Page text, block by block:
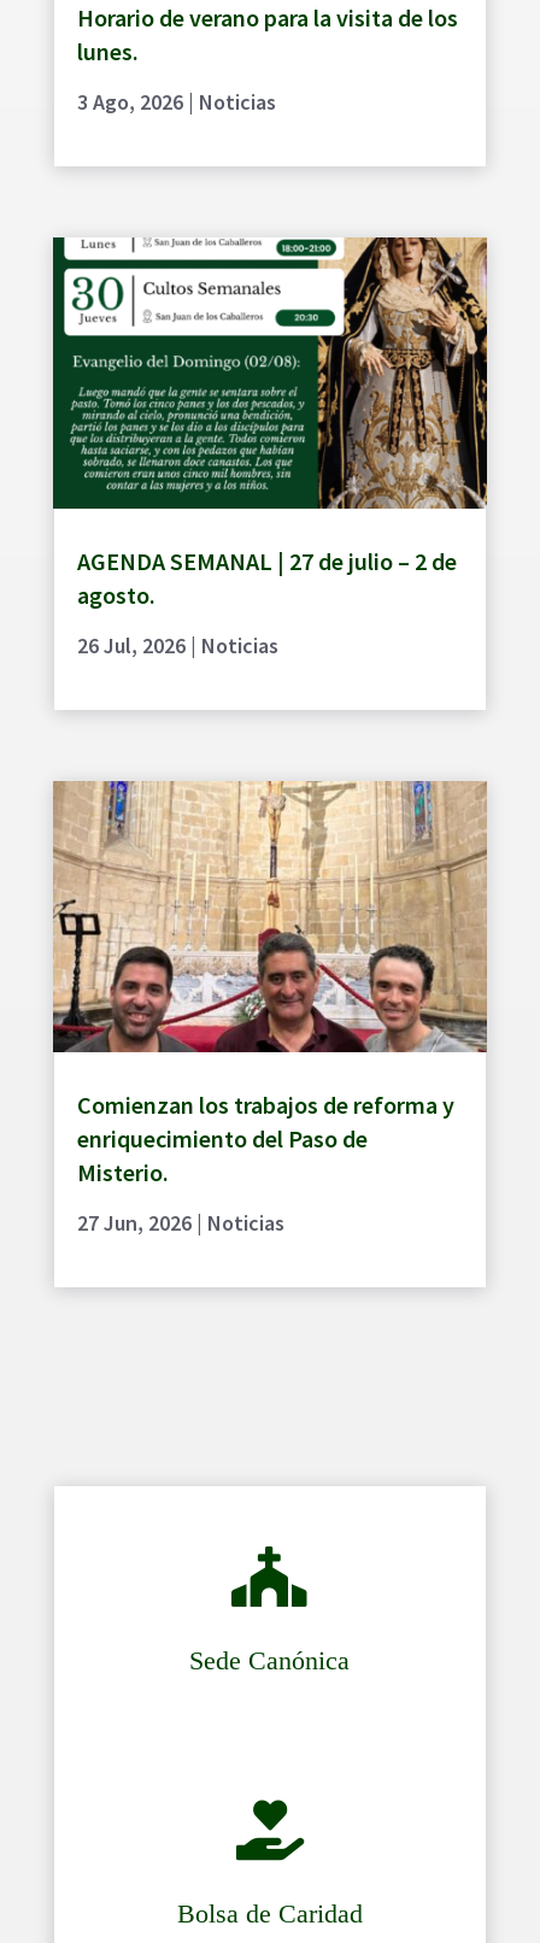
Horario de verano para la visita de los
lunes.
3 Ago, 2026| Noticias
AGENDA SEMANAL | 27 de julio – 2 de
agosto.
26 Jul, 2026| Noticias
Comienzan los trabajos de reforma y
enriquecimiento del Paso de
Misterio.
27 Jun, 2026| Noticias

Sede Canónica

Bolsa de Caridad